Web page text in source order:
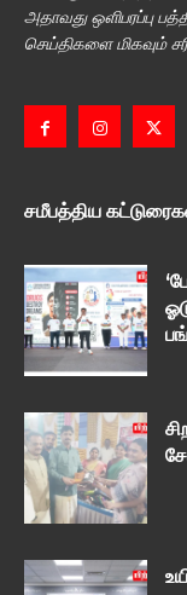
அதாவது ஒளிபரப்பு
செய்திகளை மிகவும்
சமீபத்திய